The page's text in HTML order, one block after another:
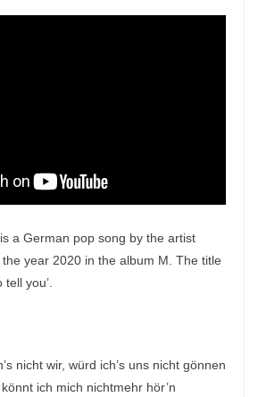
a German pop song by the artist
year 2020 in the album M. The title
you’.
nicht wir, würd ich’s uns nicht gönnen
ich mich nichtmehr hör’n